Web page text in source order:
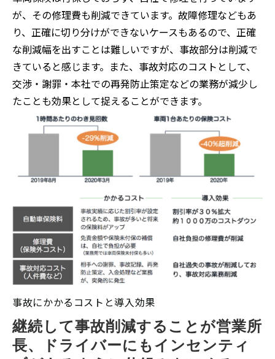
が、その修理費も削減できています。故障修理などもあ
り、正確に切り分けができないケースもあるので、正確
な削減幅を出すことは難しいですが、事故部分は削減で
きていると感じます。また、事故対応のコストとして、
交渉・謝罪・本社での再発防止策定などの業務が減少し
たことも効果として捉えることができます。
事故にかかるコストと導入効果
継続して事故削減することが営業所
長、ドライバーにもインセンティ